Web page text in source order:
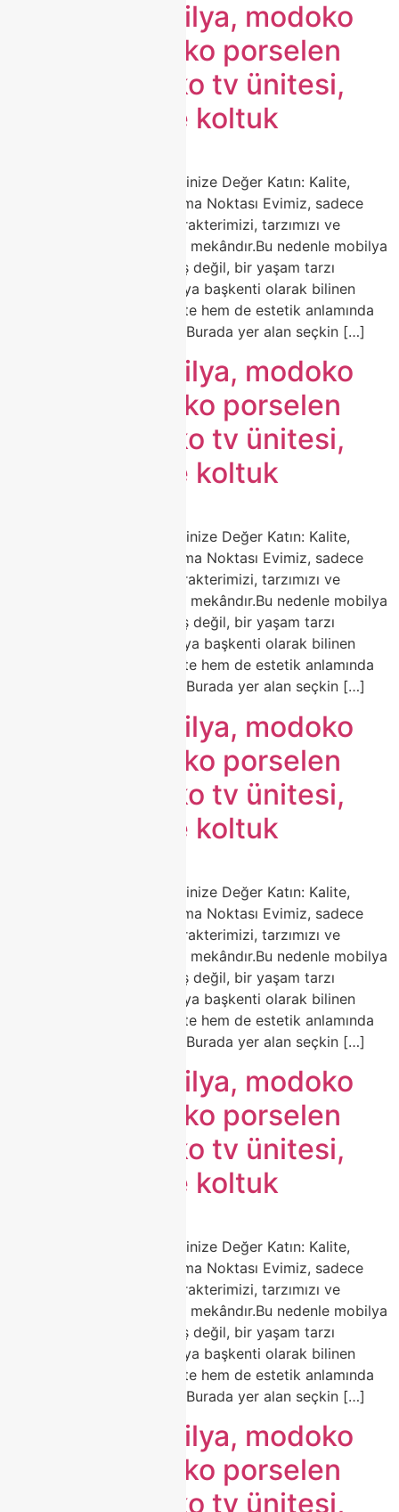
modoko mobilya, modoko
koltuk, modoko porselen
masa, modoko tv ünitesi,
modoko köşe koltuk
🛋️ Modoko Mobilya ile Evinize Değer Katın: Kalite,
Zarafet ve Estetiğin Buluşma Noktası Evimiz, sadece
yaşadığımız alan değil; karakterimizi, tarzımızı ve
zevkimizi yansıtan en özel mekândır.Bu nedenle mobilya
seçimi, sadece bir alışveriş değil, bir yaşam tarzı
tercihidir.Türkiye’nin mobilya başkenti olarak bilinen
Modoko, yıllardır hem kalite hem de estetik anlamında
sektörün öncüsü olmuştur.Burada yer alan seçkin […]
modoko mobilya, modoko
koltuk, modoko porselen
masa, modoko tv ünitesi,
modoko köşe koltuk
🛋️ Modoko Mobilya ile Evinize Değer Katın: Kalite,
Zarafet ve Estetiğin Buluşma Noktası Evimiz, sadece
yaşadığımız alan değil; karakterimizi, tarzımızı ve
zevkimizi yansıtan en özel mekândır.Bu nedenle mobilya
seçimi, sadece bir alışveriş değil, bir yaşam tarzı
tercihidir.Türkiye’nin mobilya başkenti olarak bilinen
Modoko, yıllardır hem kalite hem de estetik anlamında
sektörün öncüsü olmuştur.Burada yer alan seçkin […]
modoko mobilya, modoko
koltuk, modoko porselen
masa, modoko tv ünitesi,
modoko köşe koltuk
🛋️ Modoko Mobilya ile Evinize Değer Katın: Kalite,
Zarafet ve Estetiğin Buluşma Noktası Evimiz, sadece
yaşadığımız alan değil; karakterimizi, tarzımızı ve
zevkimizi yansıtan en özel mekândır.Bu nedenle mobilya
seçimi, sadece bir alışveriş değil, bir yaşam tarzı
tercihidir.Türkiye’nin mobilya başkenti olarak bilinen
Modoko, yıllardır hem kalite hem de estetik anlamında
sektörün öncüsü olmuştur.Burada yer alan seçkin […]
modoko mobilya, modoko
koltuk, modoko porselen
masa, modoko tv ünitesi,
modoko köşe koltuk
🛋️ Modoko Mobilya ile Evinize Değer Katın: Kalite,
Zarafet ve Estetiğin Buluşma Noktası Evimiz, sadece
yaşadığımız alan değil; karakterimizi, tarzımızı ve
zevkimizi yansıtan en özel mekândır.Bu nedenle mobilya
seçimi, sadece bir alışveriş değil, bir yaşam tarzı
tercihidir.Türkiye’nin mobilya başkenti olarak bilinen
Modoko, yıllardır hem kalite hem de estetik anlamında
sektörün öncüsü olmuştur.Burada yer alan seçkin […]
modoko mobilya, modoko
koltuk, modoko porselen
masa, modoko tv ünitesi,